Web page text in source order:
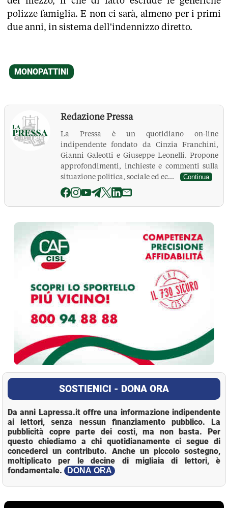
polizze famiglia. E non ci sarà, almeno per i primi
due anni, in sistema dell'indennizzo diretto.
Redazione Pressa
La Pressa è un quotidiano on-line
indipendente fondato da Cinzia Franchini,
Gianni Galeotti e Giuseppe Leonelli. Propone
approfondimenti, inchieste e commenti sulla
situazione politica, sociale ed ec...
Continua
La Pressa
SOSTIENICI - DONA ORA
Da anni Lapressa.it offre una informazione indipendente
ai lettori, senza nessun finanziamento pubblico. La
pubblicità copre parte dei costi, ma non basta. Per
questo chiediamo a chi quotidianamente ci segue di
concederci un contributo. Anche un piccolo sostegno,
moltiplicato per le decine di migliaia di lettori, è
fondamentale.
DONA ORA